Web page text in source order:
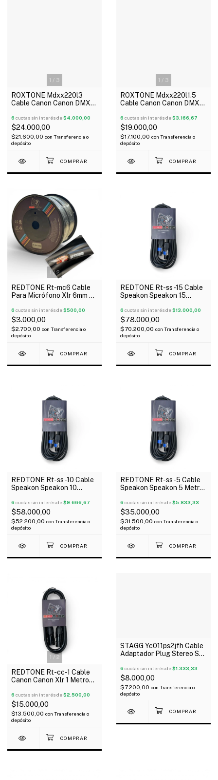
1 / 3
ROXTONE Mdxx220l3
Cable Canon Canon DMX
6 cuotas sin interés de$4.000,00
$24.000,00
$21.600,00 con Transferencia o
depósito
1 / 3
ROXTONE Mdxx220l1.5
Cable Canon Canon DMX
6 cuotas sin interés de$3.166,67
$19.000,00
$17.100,00 con Transferencia o
depósito
1/2
REDTONE Rt-mc6 Cable
Para Micrófono Xlr 6mm x
6 cuotas sin interés de$500,00
$3.000,00
$2.700,00 con Transferencia o
depósito
REDTONE Rt-ss-15 Cable
Speakon Speakon 15
6 cuotas sin interés de$13.000,00
$78.000,00
$70.200,00 con Transferencia o
depósito
REDTONE Rt-ss-10 Cable
Speakon Speakon 10
6 cuotas sin interés de$9.666,67
$58.000,00
$52.200,00 con Transferencia o
depósito
REDTONE Rt-ss-5 Cable
Speakon Speakon 5 Metros
6 cuotas sin interés de$5.833,33
$35.000,00
$31.500,00 con Transferencia o
depósito
1 / 2
REDTONE Rt-cc-1 Cable
Canon Canon Xlr 1 Metro
6 cuotas sin interés de$2.500,00
$15.000,00
$13.500,00 con Transferencia o
depósito
STAGG Yc011ps2jfh Cable
Adaptador Plug Stereo St
mts
6 cuotas sin interés de$1.333,33
$8.000,00
$7.200,00 con Transferencia o
depósito